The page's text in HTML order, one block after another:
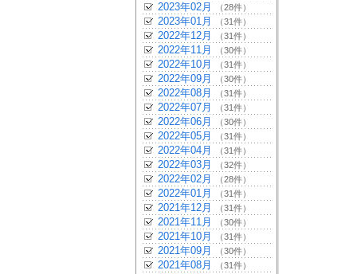
2023年02月 （28件）
2023年01月 （31件）
2022年12月 （31件）
2022年11月 （30件）
2022年10月 （31件）
2022年09月 （30件）
2022年08月 （31件）
2022年07月 （31件）
2022年06月 （30件）
2022年05月 （31件）
2022年04月 （31件）
2022年03月 （32件）
2022年02月 （28件）
2022年01月 （31件）
2021年12月 （31件）
2021年11月 （30件）
2021年10月 （31件）
2021年09月 （30件）
2021年08月 （31件）